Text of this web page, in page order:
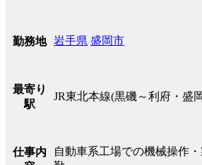
勤務地 岩手県 盛岡市
最寄り
駅
JR東北本線(黒磯～利府・盛
仕事内
自動車系工場での機械操作